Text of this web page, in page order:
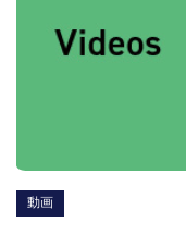
動画